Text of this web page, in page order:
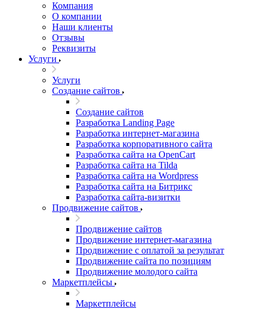
Компания
О компании
Наши клиенты
Отзывы
Реквизиты
Услуги
Услуги
Создание сайтов
Создание сайтов
Разработка Landing Page
Разработка интернет-магазина
Разработка корпоративного сайта
Разработка сайта на OpenCart
Разработка сайта на Tilda
Разработка сайта на Wordpress
Разработка сайта на Битрикс
Разработка сайта-визитки
Продвижение сайтов
Продвижение сайтов
Продвижение интернет-магазина
Продвижение с оплатой за результат
Продвижение сайта по позициям
Продвижение молодого сайта
Маркетплейсы
Маркетплейсы